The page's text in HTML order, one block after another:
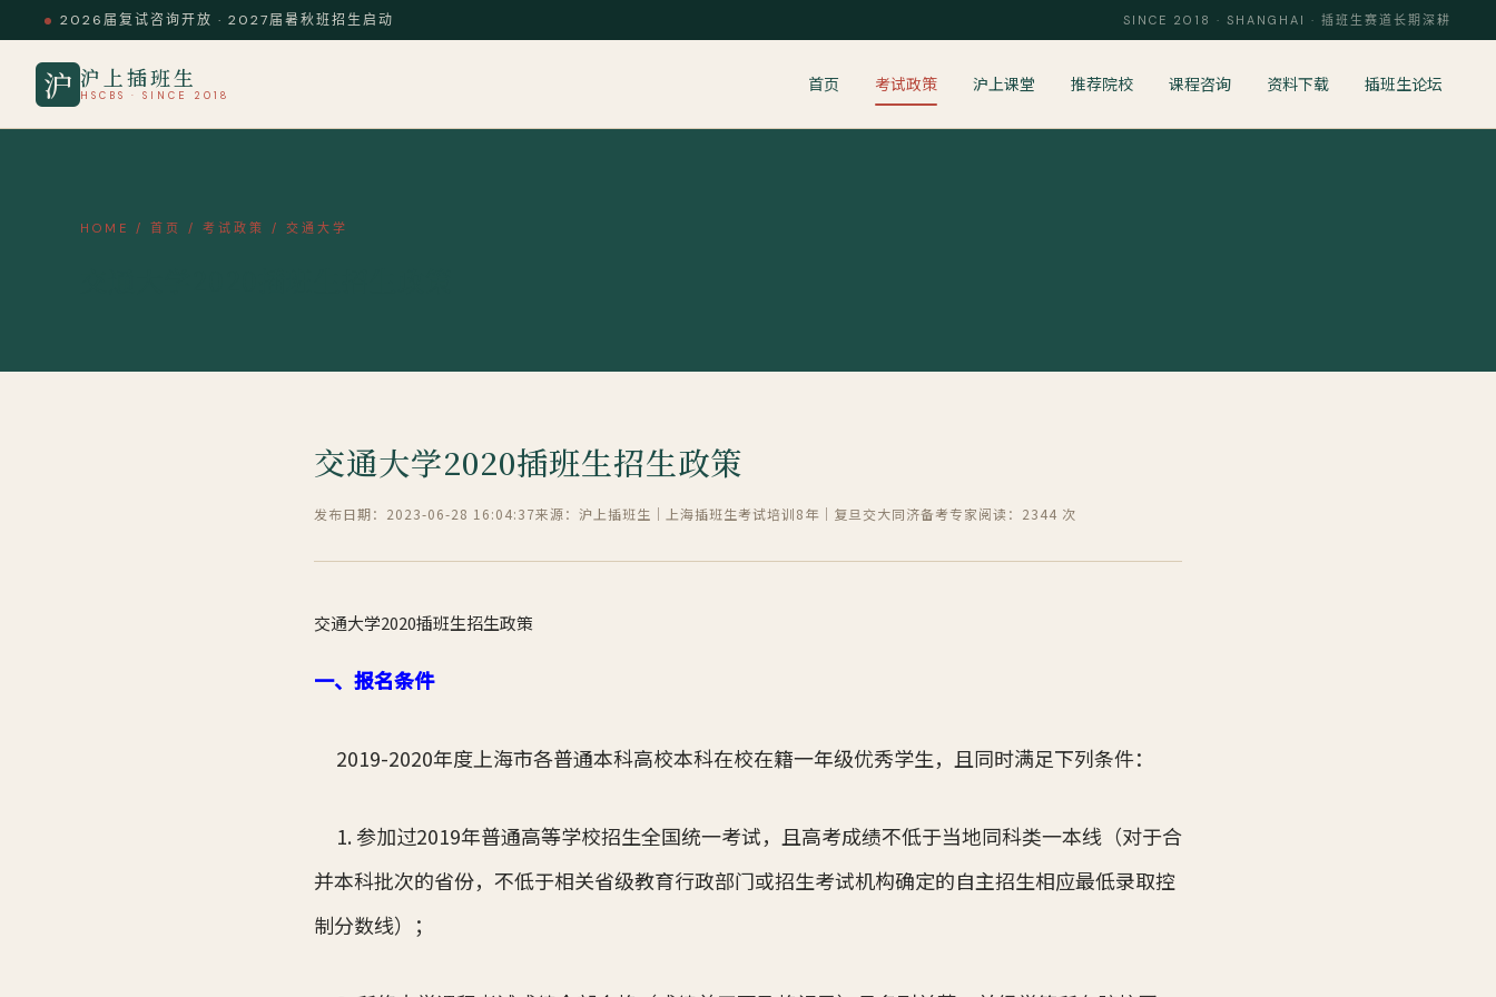
2026届复试咨询开放 · 2027届暑秋班招生启动 SINCE 2018 · SHANGHAI · 插班生赛道长期深耕
沪 沪上插班生
HSCBS · SINCE 2018
首页 考试政策 沪上课堂 推荐院校 课程咨询 资料下载 插班生论坛
HOME / 首页 / 考试政策 / 交通大学
交通大学2020插班生招生政策
发布日期：2023-06-28 16:04:37来源：沪上插班生｜上海插班生考试培训8年｜复旦交大同济备考专家阅读：2344 次
交通大学2020插班生招生政策
一、报名条件
2019-2020年度上海市各普通本科高校本科在校在籍一年级优秀学生，且同时满足下列条件：
1. 参加过2019年普通高等学校招生全国统一考试，且高考成绩不低于当地同科类一本线（对于合
并本科批次的省份，不低于相关省级教育行政部门或招生考试机构确定的自主招生相应最低录取控
制分数线）；